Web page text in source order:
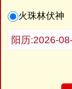
火珠林伏神